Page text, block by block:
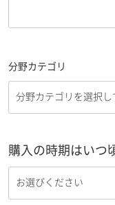
分野カテゴリ
購入の時期はいつ